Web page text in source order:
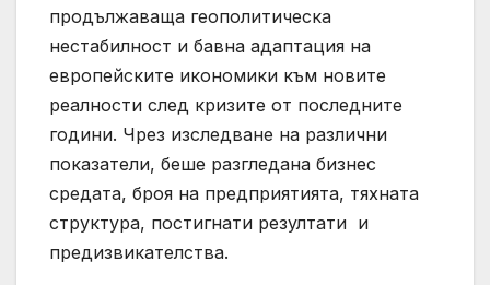
продължаваща геополитическа
нестабилност и бавна адаптация на
европейските икономики към новите
реалности след кризите от последните
години. Чрез изследване на различни
показатели, беше разгледана бизнес
средата, броя на предприятията, тяхната
структура, постигнати резултати и
предизвикателства.